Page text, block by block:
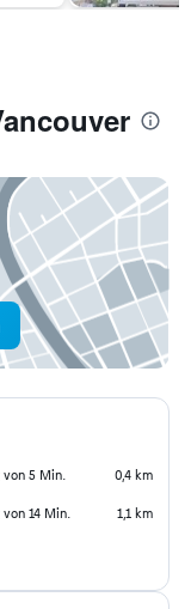
von 5 Min. 0,4 km
14 Min. 1,1 km